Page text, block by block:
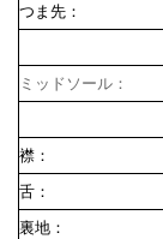
つま先：
ミッドソール：
襟：
舌：
裏地：